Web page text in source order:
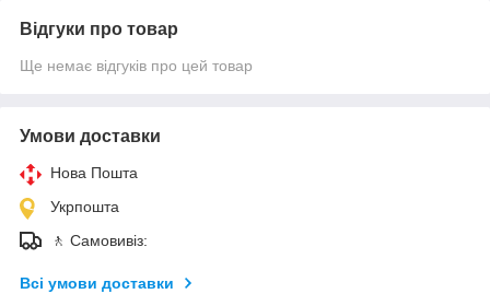
Відгуки про товар
Ще немає відгуків про цей товар
Умови доставки
Нова Пошта
Укрпошта
🚶 Самовивіз:
Всі умови доставки